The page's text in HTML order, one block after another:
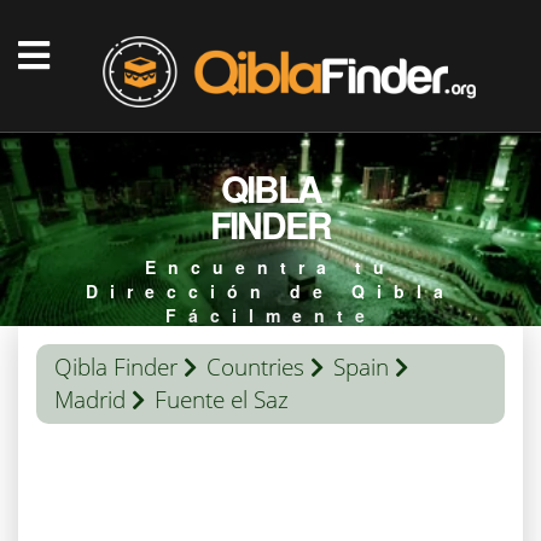
QIBLA
FINDER
Encuentra tu
Dirección de Qibla
Fácilmente
Qibla Finder Countries
Spain
Madrid
Fuente el Saz